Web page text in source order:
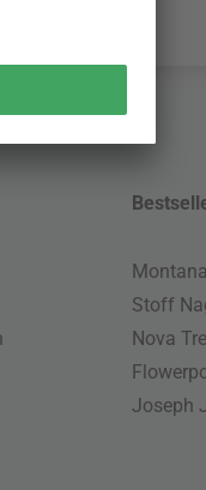
Stoff
Nova
Joseph